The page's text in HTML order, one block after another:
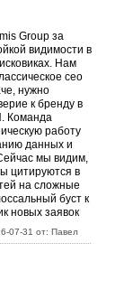
Group за
видимости в
Нам
сео
нужно
к бренду в
Команда
работу
данных и
мы видим,
цитируются в
на сложные
буст к
новых заявок
07-31 от: Павел